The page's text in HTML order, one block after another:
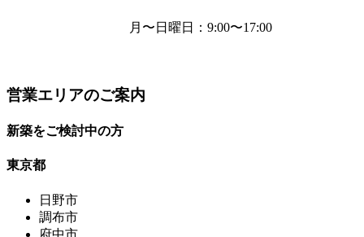
月〜日曜日 ：9:00〜17:00
営業エリアのご案内
新築をご検討中の方
東京都
日野市
調布市
府中市